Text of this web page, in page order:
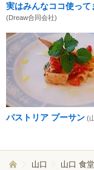
実はみんなココ使って
(Dreaw合同会社)
パストリア プーサン (
山口 山口 食堂